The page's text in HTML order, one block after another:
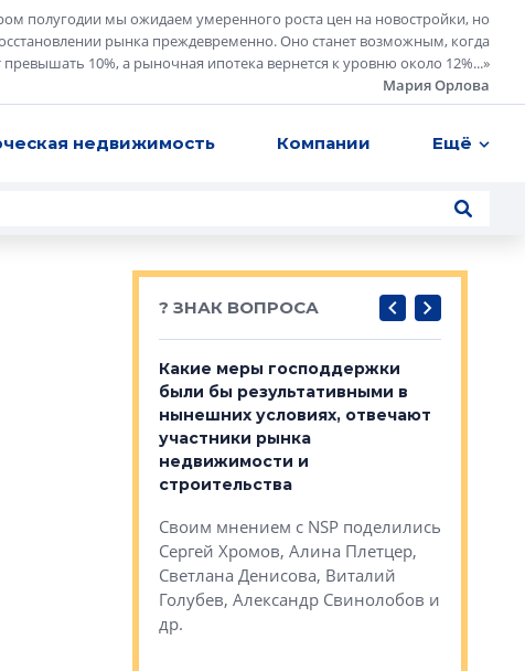
полугодии мы ожидаем умеренного роста цен на новостройки, но
рынка преждевременно. Оно станет возможным, когда
превышать 10%, а рыночная ипотека вернется к уровню около 12%...»
Мария Орлова
недвижимость Компании Ещё
? ЗНАК ВОПРОСА
Какие меры господдержки
были бы результативными в
нынешних условиях, отвечают
участники рынка
недвижимости и
строительства
Своим мнением с NSP поделились
Сергей Хромов, Алина Плетцер,
Светлана Денисова, Виталий
Голубев, Александр Свинолобов и
др.